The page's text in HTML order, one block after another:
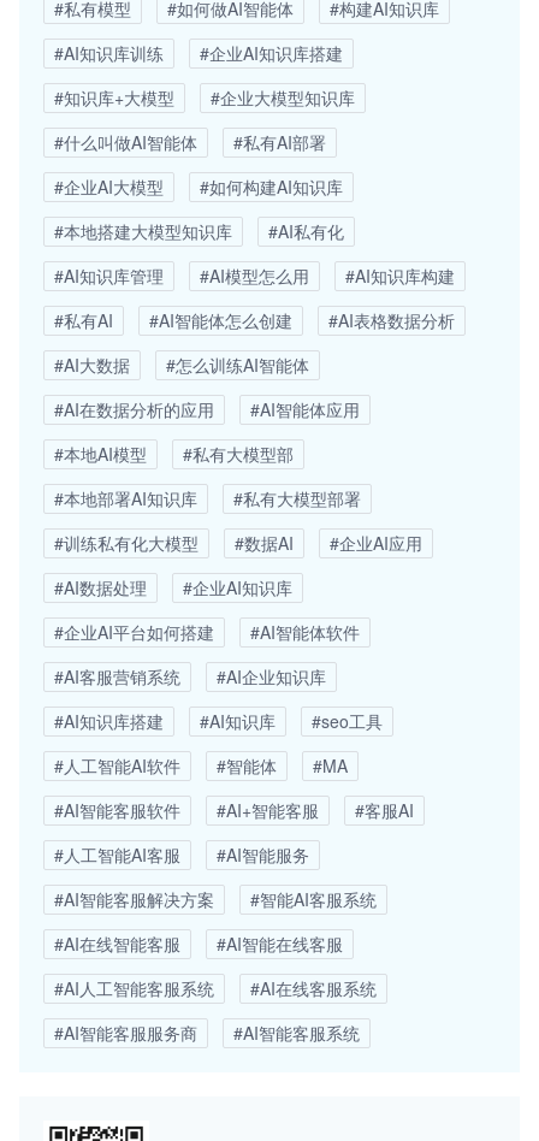
#私有模型
#如何做AI智能体
#构建AI知识库
#AI知识库训练
#企业AI知识库搭建
#知识库+大模型
#企业大模型知识库
#什么叫做AI智能体
#私有AI部署
#企业AI大模型
#如何构建AI知识库
#本地搭建大模型知识库
#AI私有化
#AI知识库管理
#AI模型怎么用
#AI知识库构建
#私有AI
#AI智能体怎么创建
#AI表格数据分析
#AI大数据
#怎么训练AI智能体
#AI在数据分析的应用
#AI智能体应用
#本地AI模型
#私有大模型部
#本地部署AI知识库
#私有大模型部署
#训练私有化大模型
#数据AI
#企业AI应用
#AI数据处理
#企业AI知识库
#企业AI平台如何搭建
#AI智能体软件
#AI客服营销系统
#AI企业知识库
#AI知识库搭建
#AI知识库
#seo工具
#人工智能AI软件
#智能体
#MA
#AI智能客服软件
#AI+智能客服
#客服AI
#人工智能AI客服
#AI智能服务
#AI智能客服解决方案
#智能AI客服系统
#AI在线智能客服
#AI智能在线客服
#AI人工智能客服系统
#AI在线客服系统
#AI智能客服服务商
#AI智能客服系统